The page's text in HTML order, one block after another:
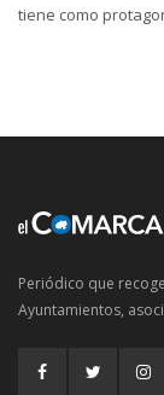
tiene como
Periódico que
Ayuntamientos,